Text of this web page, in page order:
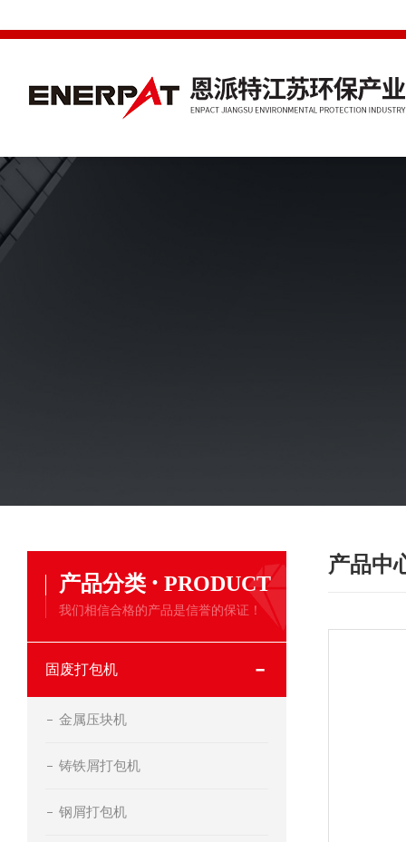
产品分类 · PRODUCT
我们相信合格的产品是信誉的保证！
固废打包机
金属压块机
铸铁屑打包机
钢屑打包机
产品中